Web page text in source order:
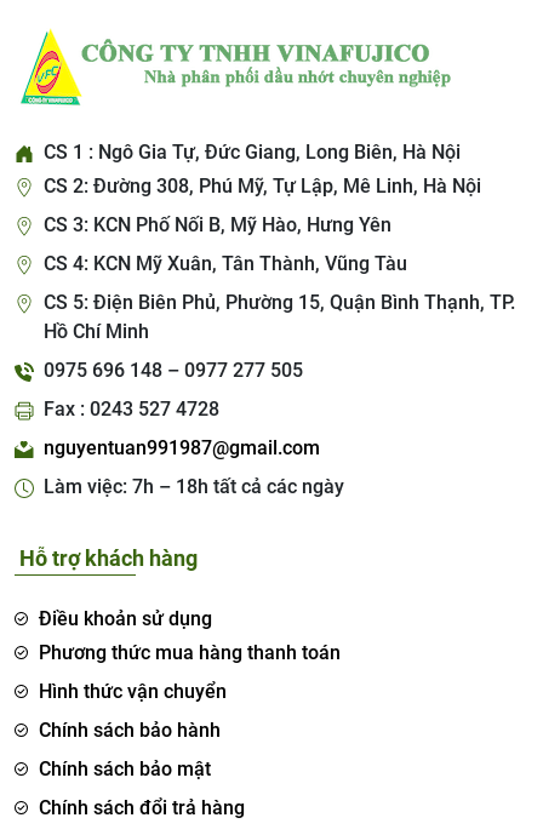
CS 1 : Ngô Gia Tự, Đức Giang, Long Biên, Hà Nội
CS 2: Đường 308, Phú Mỹ, Tự Lập, Mê Linh, Hà Nội
CS 3: KCN Phố Nối B, Mỹ Hào, Hưng Yên
CS 4: KCN Mỹ Xuân, Tân Thành, Vũng Tàu
CS 5: Điện Biên Phủ, Phường 15, Quận Bình Thạnh, TP.
Hồ Chí Minh
0975 696 148 – 0977 277 505
Fax : 0243 527 4728
nguyentuan991987@gmail.com
Làm việc: 7h – 18h tất cả các ngày
Hỗ trợ khách hàng
Điều khoản sử dụng
Phương thức mua hàng thanh toán
Hình thức vận chuyển
Chính sách bảo hành
Chính sách bảo mật
Chính sách đổi trả hàng